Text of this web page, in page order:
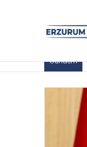
Gündem